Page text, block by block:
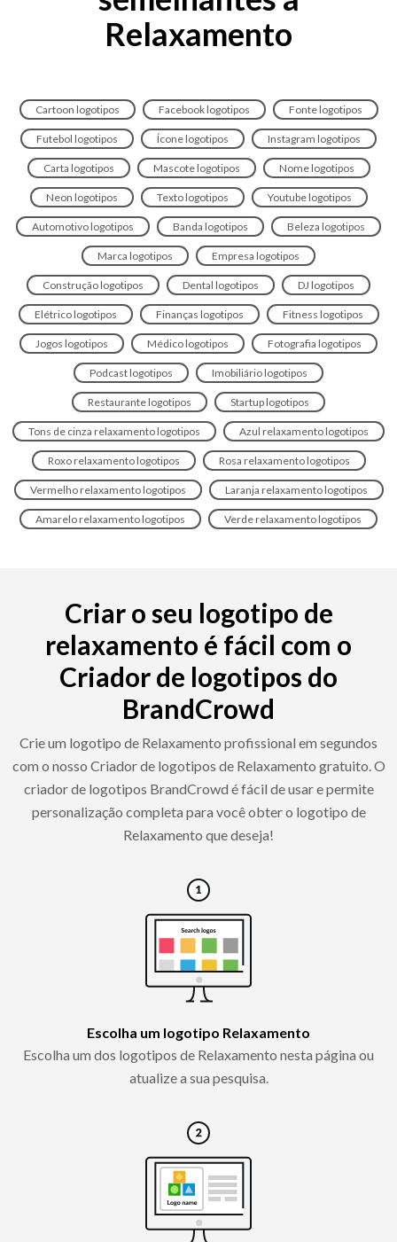
Relaxamento
Cartoon logotipos Facebook logotipos Fonte logotipos
Futebol logotipos Ícone logotipos Instagram logotipos
Carta logotipos Mascote logotipos Nome logotipos
Neon logotipos Texto logotipos Youtube logotipos
Automotivo logotipos Banda logotipos Beleza logotipos
Marca logotipos Empresa logotipos
Construção logotipos Dental logotipos DJ logotipos
Elétrico logotipos Finanças logotipos Fitness logotipos
Jogos logotipos Médico logotipos Fotografia logotipos
Podcast logotipos Imobiliário logotipos
Restaurante logotipos Startup logotipos
Tons de cinza relaxamento logotipos Azul relaxamento logotipos
Roxo relaxamento logotipos Rosa relaxamento logotipos
Vermelho relaxamento logotipos Laranja relaxamento logotipos
Amarelo relaxamento logotipos Verde relaxamento logotipos
Criar o seu logotipo de
relaxamento é fácil com o
Criador de logotipos do
BrandCrowd
Crie um logotipo de Relaxamento profissional em segundos
com o nosso Criador de logotipos de Relaxamento gratuito. O
criador de logotipos BrandCrowd é fácil de usar e permite
personalização completa para você obter o logotipo de
Relaxamento que deseja!
Escolha um logotipo Relaxamento
Escolha um dos logotipos de Relaxamento nesta página ou
atualize a sua pesquisa.